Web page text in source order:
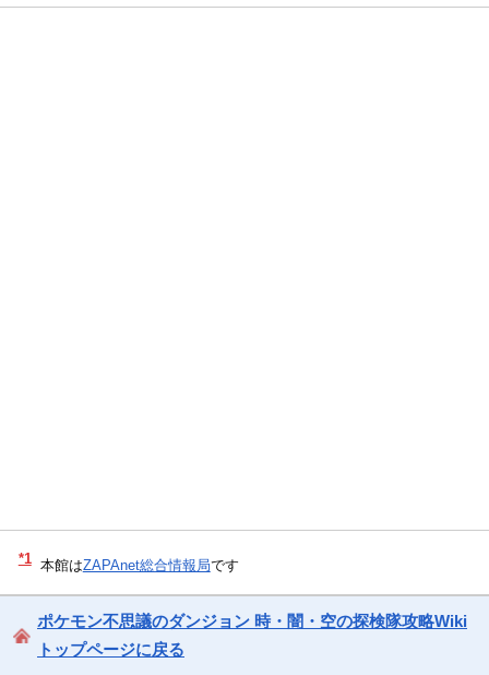
*1 本館はZAPAnet総合情報局です
ポケモン不思議のダンジョン 時・闇・空の探検隊攻略Wiki
トップページに戻る